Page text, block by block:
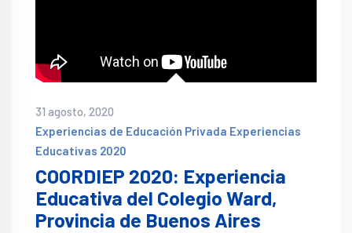
31 agosto, 2020
Experiencias de Educación Privada Experiencias
Educativas 2020
COORDIEP 2020: Experiencia
Educativa del Colegio Ward,
Provincia de Buenos Aires